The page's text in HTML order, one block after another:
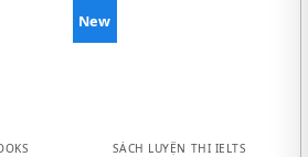
New
SÁCH LUYỆN THI IELTS